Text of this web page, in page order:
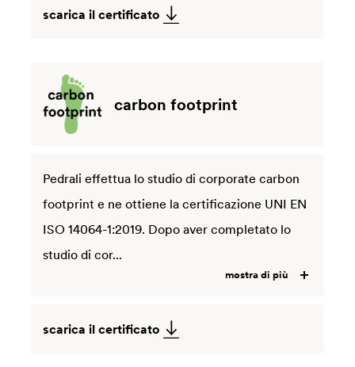
scarica il certificato
carbon footprint
Pedrali effettua lo studio di corporate carbon
footprint e ne ottiene la certificazione UNI EN
ISO 14064-1:2019. Dopo aver completato lo
studio di cor...
mostra di più
scarica il certificato